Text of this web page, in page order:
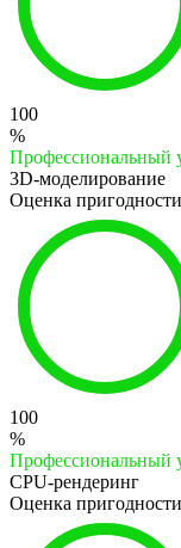
100
%
Профессиональный
3D-моделирование
Оценка пригодности
100
%
Профессиональный
CPU-рендеринг
Оценка пригодности